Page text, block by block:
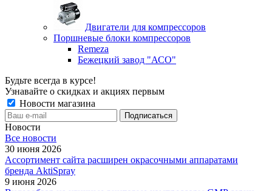
Двигатели для компрессоров
Поршневые блоки компрессоров
Remeza
Бежецкий завод "АСО"
Будьте всегда в курсе!
Узнавайте о скидках и акциях первым
Новости магазина
Новости
Все новости
30 июня 2026
Ассортимент сайта расширен окрасочными аппаратами
бренда AktiSpray
9 июня 2026